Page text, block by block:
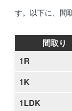
す。以下に、間
間取り
1R
1K
1LDK